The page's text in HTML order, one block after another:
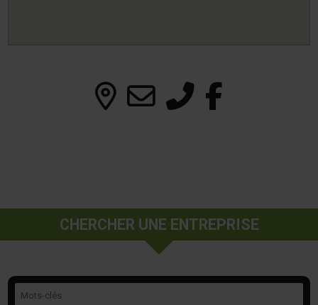
CHERCHER UNE ENTREPRISE